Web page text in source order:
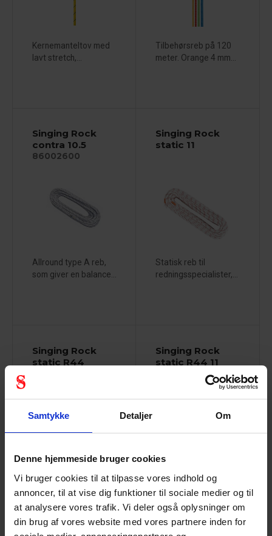
Samtykke Detaljer Om
Denne hjemmeside bruger cookies
Vi bruger cookies til at tilpasse vores indhold og
annoncer, til at vise dig funktioner til sociale medier og til
at analysere vores trafik. Vi deler også oplysninger om
din brug af vores website med vores partnere inden for
Kernemanteltov med
lavt stretch,...
Tilbehørsreb på 120
meter. Orange 4 mm...
Singing Rock
contra 10.5
86002600
Allround type A reb,
som giver en balance...
Singing Rock
static 11
Statisk reb til
redningsspecialister,...
Singing Rock
static R44
Lavstrækreb type A
designet til...
Singing Rock
static R44 11
Statisk reb af
fremragende kvalitet...